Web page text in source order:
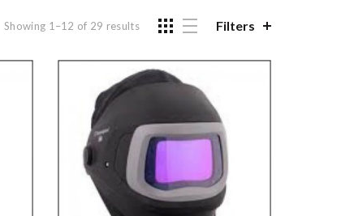
Showing 1–12 of 29 resultsSorted
price:
low
Filters